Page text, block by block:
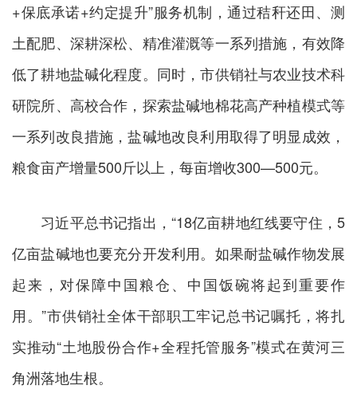
+保底承诺+约定提升”服务机制，通过秸秆还田、测
土配肥、深耕深松、精准灌溉等一系列措施，有效降
低了耕地盐碱化程度。同时，市供销社与农业技术科
研院所、高校合作，探索盐碱地棉花高产种植模式等
一系列改良措施，盐碱地改良利用取得了明显成效，
粮食亩产增量500斤以上，每亩增收300—500元。
习近平总书记指出，“18亿亩耕地红线要守住，5
亿亩盐碱地也要充分开发利用。如果耐盐碱作物发展
起来，对保障中国粮仓、中国饭碗将起到重要作
用。”市供销社全体干部职工牢记总书记嘱托，将扎
实推动“土地股份合作+全程托管服务”模式在黄河三
角洲落地生根。